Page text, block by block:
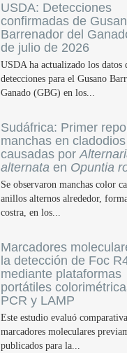
USDA: Detecciones
confirmadas de
Barrenador del
de julio de 2026
USDA ha actualizado los datos
detecciones para el Gusano
Ganado (GBG) en los...
Sudáfrica: Primer
manchas en cladodios
causadas por
alternata en Opuntia
Se observaron manchas color
anillos alternos alrededor,
costra, en los...
Marcadores
la detección de Foc
mediante plataformas
portátiles
PCR y LAMP
Este estudio evaluó
marcadores moleculares
publicados para la...